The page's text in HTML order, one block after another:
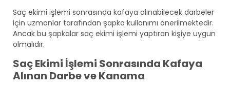
Saç ekimi işlemi sonrasında kafaya alınabilecek darbeler
için uzmanlar tarafından şapka kullanımı önerilmektedir.
Ancak bu şapkalar saç ekimi işlemi yaptıran kişiye uygun
olmalıdır.
Saç Ekimi İşlemi Sonrasında Kafaya
Alınan Darbe ve Kanama